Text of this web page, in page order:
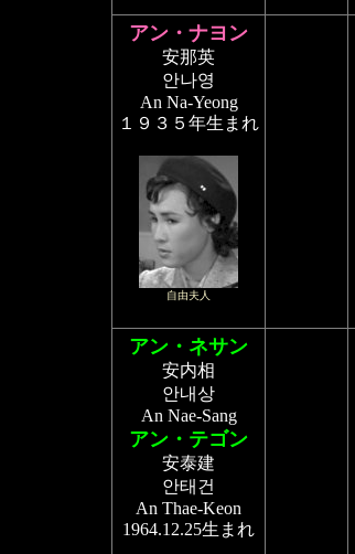
アン・ナヨン
安那英
안나영
An Na-Yeong
１９３５年生まれ
自由夫人
アン・ネサン
安内相
안내상
An Nae-Sang
アン・テゴン
安泰建
안태건
An Thae-Keon
1964.12.25生まれ